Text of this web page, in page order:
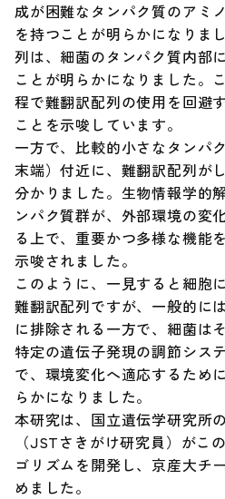
成が困難なタンパク質のアミ
を持つことが明らかになりま
列は、細菌のタンパク質内部
ことが明らかになりました。
程で難翻訳配列の使用を回避
ことを示唆しています。
一方で、比較的小さなタンパ
末端）付近に、難翻訳配列が
分かりました。生物情報学的
ンパク質群が、外部環境の変
る上で、重要かつ多様な機能
示唆されました。
このように、一見すると細胞
難翻訳配列ですが、一般的に
に排除される一方で、細菌は
特定の遺伝子発現の調節シス
で、環境変化へ適応するため
らかになりました。
本研究は、国立遺伝学研究所
（JSTさきがけ研究員）がこ
ゴリズムを開発し、京産大チ
めました。